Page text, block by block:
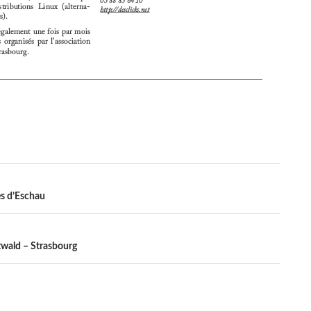
d’Eschau
– Strasbourg